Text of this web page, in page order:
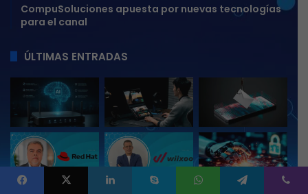
CompuSoluciones apuesta por nuevas tecnologías
para el canal
ÚLTIMAS ENTRADAS